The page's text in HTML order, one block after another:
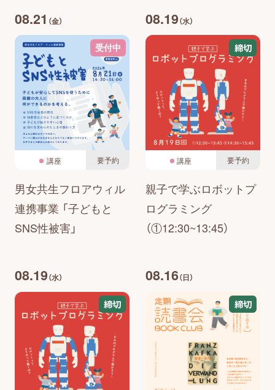
08.21 （金）
受付中
講座 要予約
男女共生フロアウィル
連携事業 「子どもと
SNS性被害」
08.19（水）
締切
講座 要予約
親子で学ぶロボットプ
ログラミング
（①12:30~13:45）
08.19（水）
締切
08.16（日）
締切